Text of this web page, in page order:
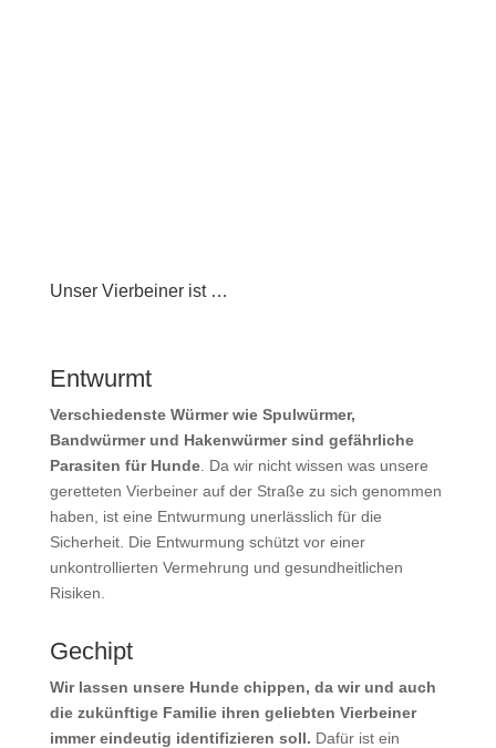
Unser Vierbeiner ist …
Entwurmt
Verschiedenste Würmer wie Spulwürmer,
Bandwürmer und Hakenwürmer sind gefährliche
Parasiten für Hunde. Da wir nicht wissen was unsere
geretteten Vierbeiner auf der Straße zu sich genommen
haben, ist eine Entwurmung unerlässlich für die
Sicherheit. Die Entwurmung schützt vor einer
unkontrollierten Vermehrung und gesundheitlichen
Risiken.
Gechipt
Wir lassen unsere Hunde chippen, da wir und auch
die zukünftige Familie ihren geliebten Vierbeiner
immer eindeutig identifizieren soll. Dafürist ein